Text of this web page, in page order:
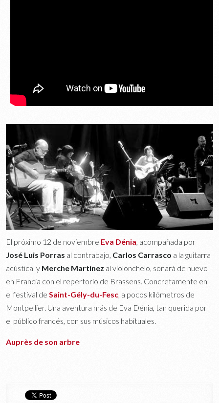
El próximo 12 de noviembre Eva Dénia, acompañada por
José Luis Porras al contrabajo, Carlos Carrasco a la guitarra
acústica y Merche Martínez al violonchelo, sonará de nuevo
en Francia con el repertorio de Brassens. Concretamente en
el festival de Saint-Gély-du-Fesc, a pocos kilómetros de
Montpellier. Una aventura más de Eva Dénia, tan querida por
el público francés, con sus músicos habituales.
Auprès de son arbre